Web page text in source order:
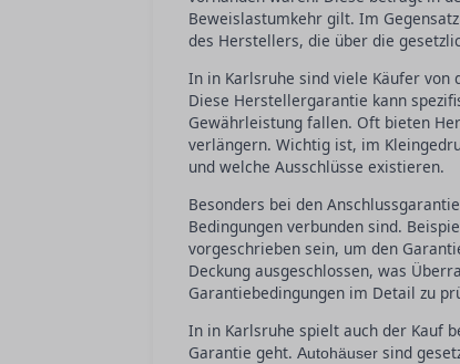
Beweislastumkehr gilt. Im
des Herstellers, die über die
In in Karlsruhe sind viele Käufer
Diese Herstellergarantie kann
Gewährleistung fallen. Oft bieten
verlängern. Wichtig ist, im
und welche Ausschlüsse existieren.
Besonders bei den
Bedingungen verbunden sind.
vorgeschrieben sein, um den
Deckung ausgeschlossen, was
Garantiebedingungen im Detail zu
In in Karlsruhe spielt auch der Kauf
Garantie geht. Autohäuser sind